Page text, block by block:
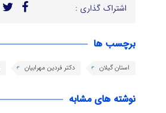
اشتراک گذاری :
برچسب ها
استان گیلان دکتر فردین مهرابیان
نوشته های مشابه